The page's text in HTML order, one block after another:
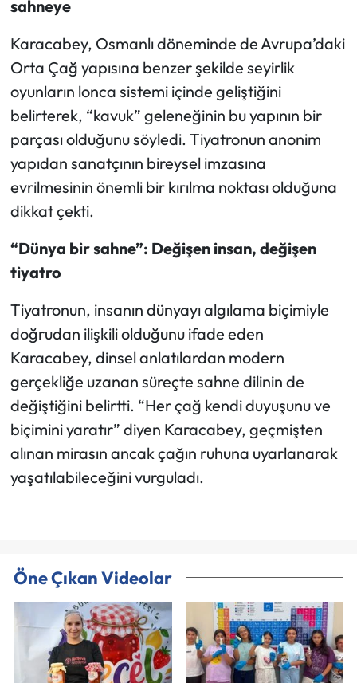
sahneye
Karacabey, Osmanlı döneminde de Avrupa’daki
Orta Çağ yapısına benzer şekilde seyirlik
oyunların lonca sistemi içinde geliştiğini
belirterek, “kavuk” geleneğinin bu yapının bir
parçası olduğunu söyledi. Tiyatronun anonim
yapıdan sanatçının bireysel imzasına
evrilmesinin önemli bir kırılma noktası olduğuna
dikkat çekti.
“Dünya bir sahne”: Değişen insan, değişen
tiyatro
Tiyatronun, insanın dünyayı algılama biçimiyle
doğrudan ilişkili olduğunu ifade eden
Karacabey, dinsel anlatılardan modern
gerçekliğe uzanan süreçte sahne dilinin de
değiştiğini belirtti. “Her çağ kendi duyuşunu ve
biçimini yaratır” diyen Karacabey, geçmişten
alınan mirasın ancak çağın ruhuna uyarlanarak
yaşatılabileceğini vurguladı.
Öne Çıkan Videolar